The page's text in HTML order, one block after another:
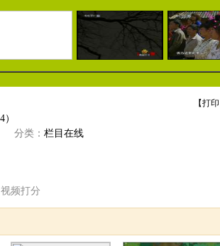
【打印
分类： 栏目在线
视频打分